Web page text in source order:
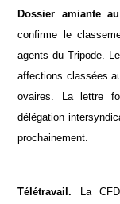
Dossier amiante
confirme le
agents du Tripode.
affections classées
ovaires. La lettre
délégation
prochainement.
Télétravail.
La